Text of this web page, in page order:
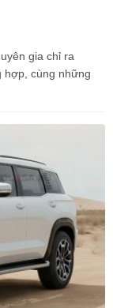
gia chỉ ra
hợp, cùng những